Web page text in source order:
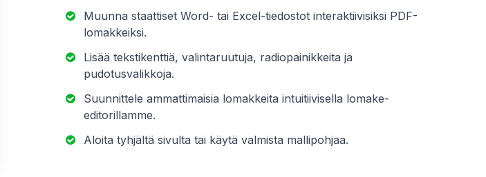
Muunna staattiset Word- tai Excel-tiedostot interaktiivisiksi PDF-
lomakkeiksi.
Lisää tekstikenttiä, valintaruutuja, radiopainikkeita ja
pudotusvalikkoja.
Suunnittele ammattimaisia lomakkeita intuitiivisella lomake-
editorillamme.
Aloita tyhjältä sivulta tai käytä valmista mallipohjaa.